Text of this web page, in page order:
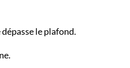
le plafond.